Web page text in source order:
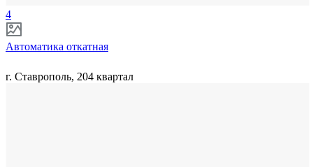
4
Автоматика откатная
г. Ставрополь, 204 квартал